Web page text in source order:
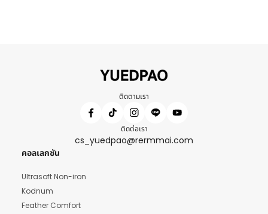
ติดตามเรา
ติดต่อเรา
cs_yuedpao@rermmai.com
คอลเลกชัน
Ultrasoft Non-iron
Kodnum
Feather Comfort